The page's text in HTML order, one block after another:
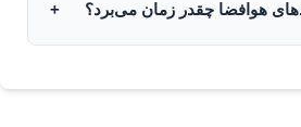
مانند نفت و گاز، ارتباطات و
هوافضا چقدر زمان می‌برد؟ +